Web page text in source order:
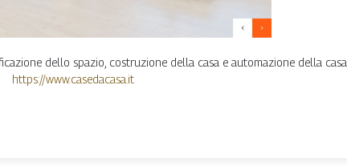
dello spazio, costruzione della casa e automazione della casa.
https://www.casedacasa.it